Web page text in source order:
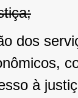
dos
à